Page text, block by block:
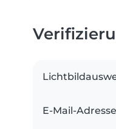
E-Mail-Adresse